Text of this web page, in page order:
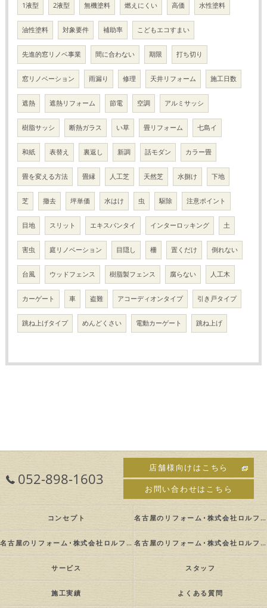
1液型 2液型 無機塗料 燃えにくい 高価 水性塗料
油性塗料 対象要件 補助率 こどもエコすまい
先進的窓リノベ事業 間に合わない 期限 打ち切り
窓リノベーション 雨漏り 修理 天井リフォーム 施工日数
遮熱 遮熱リフォーム 節電 空調 アルミサッシ
樹脂サッシ 断熱ガラス い草 畳リフォーム 七島イ
和紙 表替え 裏返し 新調 話モダン カラー畳
畳を変える方法 畳縁 人工芝 天然芝 水捌け 下地
芝 撤去 坪単価 水はけ 虫 駆除 注意ポイント
目地 スリット エキスパンタイ インターロッキング 土
害虫 庭リノベーション 目隠し 柵 置くだけ 倒れない
台風 ウッドフェンス 樹脂製フェンス 腐らない 人工木
カーゲート 車 盗難 アコーディオンタイプ 引き戸タイプ
跳ね上げタイプ めんどくさい 電動カーゲート 跳ね上げ
052-898-1603
店舗様向けはこちら
お問い合わせはこちら
コンセプト 名古屋のリフォーム･株式会社ロルフの口コミ情報
名古屋のリフォーム･株式会社ロルフの評判 名古屋のリフォーム･株式会社ロルフのお客様の声
サービス スタッフ
施工実績 よくある質問